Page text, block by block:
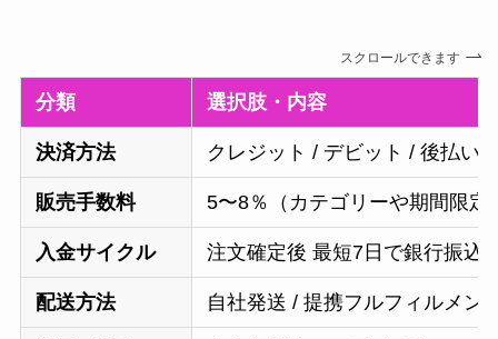
スクロールできます
分類 選択肢・内容
決済方法 クレジット / デビット / 後払い
販売手数料 5〜8％（カテゴリーや期間限定
入金サイクル 注文確定後 最短7日で銀行振込
配送方法 自社発送 / 提携フルフィルメン